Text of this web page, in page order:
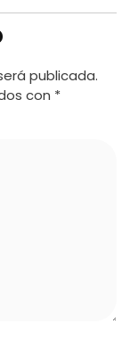
publicada.
con *